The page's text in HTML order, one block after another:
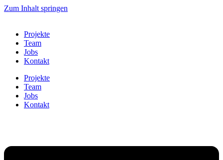
Zum Inhalt springen
Projekte
Team
Jobs
Kontakt
Projekte
Team
Jobs
Kontakt